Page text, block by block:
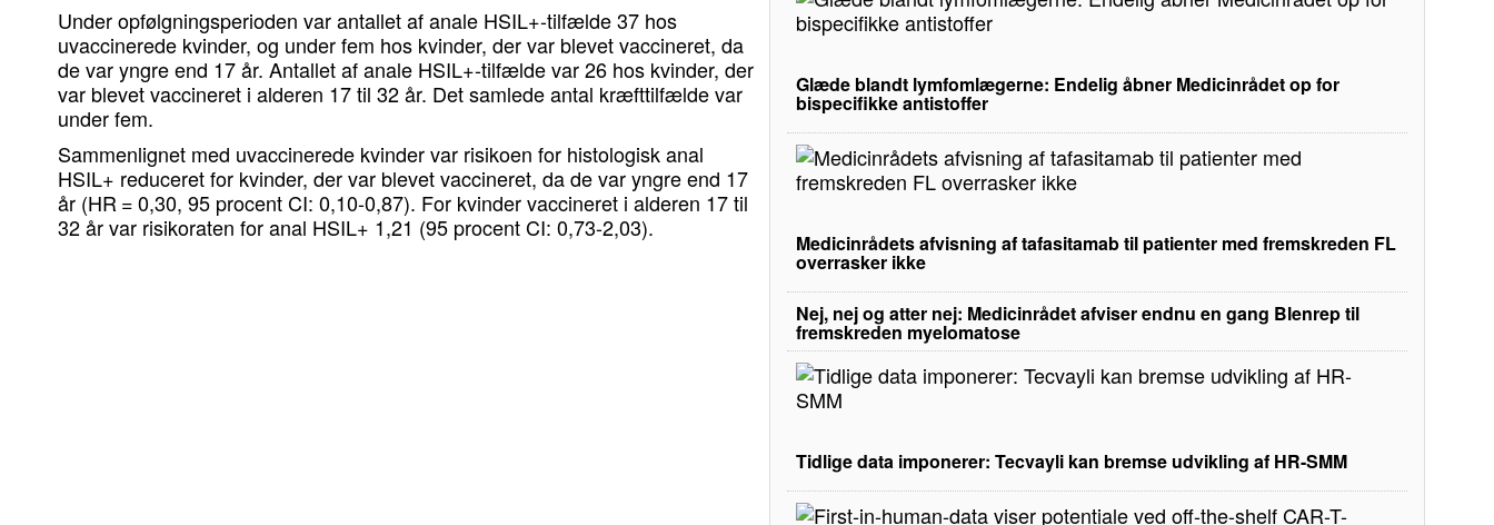
Under opfølgningsperioden var antallet af anale HSIL+-tilfælde 37 hos
uvaccinerede kvinder, og under fem hos kvinder, der var blevet vaccineret, da
de var yngre end 17 år. Antallet af anale HSIL+-tilfælde var 26 hos kvinder, der
var blevet vaccineret i alderen 17 til 32 år. Det samlede antal kræfttilfælde var
under fem.
Sammenlignet med uvaccinerede kvinder var risikoen for histologisk anal
HSIL+ reduceret for kvinder, der var blevet vaccineret, da de var yngre end 17
år (HR = 0,30, 95 procent CI: 0,10-0,87). For kvinder vaccineret i alderen 17 til
32 år var risikoraten for anal HSIL+ 1,21 (95 procent CI: 0,73-2,03).
Glæde blandt lymfomlægerne: Endelig åbner Medicinrådet op for
bispecifikke antistoffer
Medicinrådets afvisning af tafasitamab til patienter med fremskreden FL
overrasker ikke
Nej, nej og atter nej: Medicinrådet afviser endnu en gang Blenrep til
fremskreden myelomatose
Tidlige data imponerer: Tecvayli kan bremse udvikling af HR-SMM